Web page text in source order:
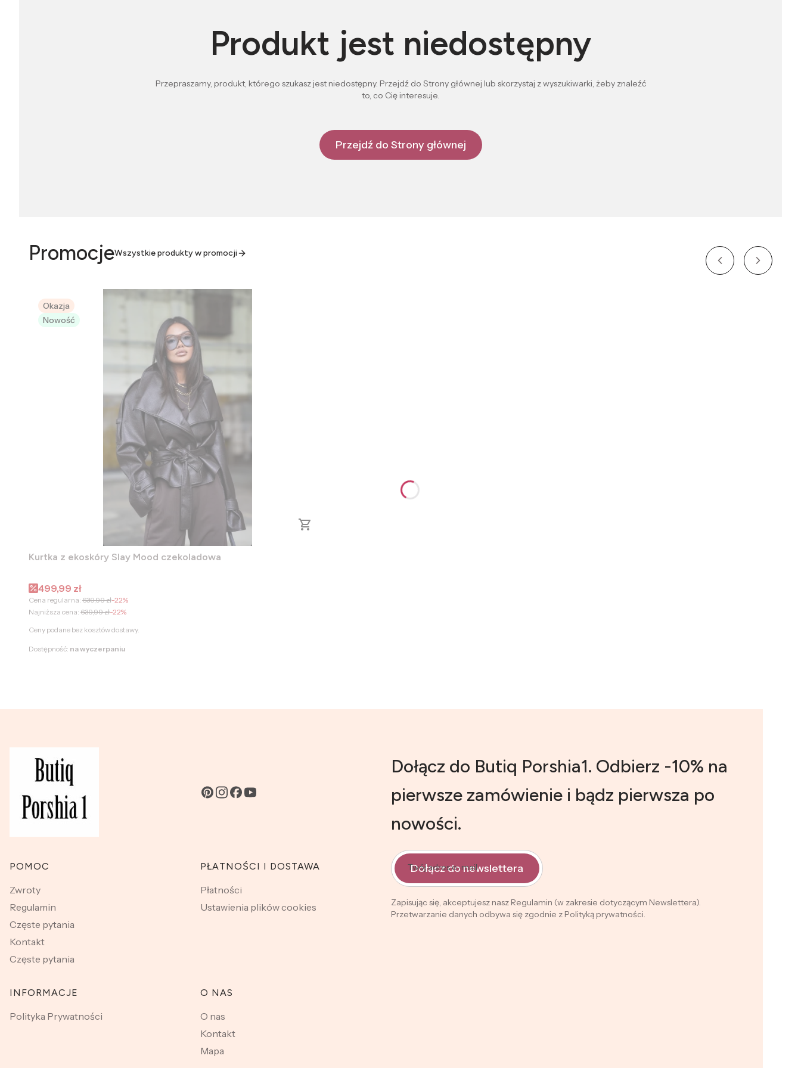
Produkt jest niedostępny
Przepraszamy, produkt, którego szukasz jest niedostępny. Przejdź do Strony głównej lub skorzystaj z wyszukiwarki, żeby znaleźć
to, co Cię interesuje.
Przejdź do Strony głównej
PromocjeWszystkie produkty w promocji
Okazja
Nowość
Kurtka z ekoskóry Slay Mood czekoladowa
Cena promocyjna
499,99 zł
Cena regularna: 639,99 zł-22%
Najniższa cena: 639,99 zł-22%
Ceny podane bez kosztów dostawy.
Dostępność: na wyczerpaniu
Linki w stopce
POMOC
Zwroty
Regulamin
Częste pytania
Kontakt
Częste pytania
PŁATNOŚCI I DOSTAWA
Płatności
Ustawienia plików cookies
INFORMACJE
Polityka Prywatności
O NAS
O nas
Kontakt
Mapa
Dołącz do Butiq Porshia1. Odbierz -10% na
pierwsze zamówienie i bądz pierwsza po
nowości.
Twój adres e-mail
Dołącz do newslettera
Zapisując się, akceptujesz nasz Regulamin (w zakresie dotyczącym Newslettera).
Przetwarzanie danych odbywa się zgodnie z Polityką prywatności.